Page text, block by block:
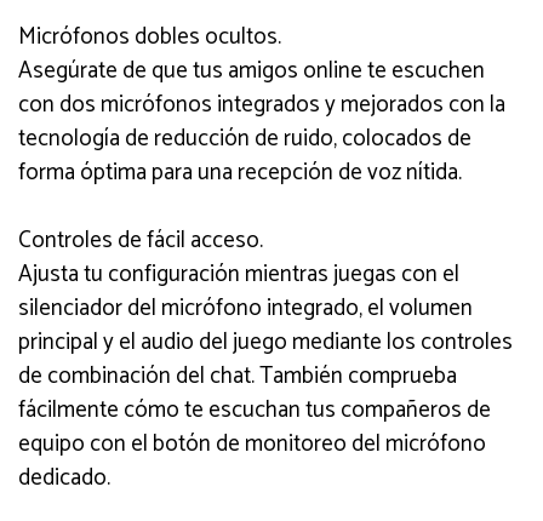
Micrófonos dobles ocultos.
Asegúrate de que tus amigos online te escuchen
con dos micrófonos integrados y mejorados con la
tecnología de reducción de ruido, colocados de
forma óptima para una recepción de voz nítida.
Controles de fácil acceso.
Ajusta tu configuración mientras juegas con el
silenciador del micrófono integrado, el volumen
principal y el audio del juego mediante los controles
de combinación del chat. También comprueba
fácilmente cómo te escuchan tus compañeros de
equipo con el botón de monitoreo del micrófono
dedicado.